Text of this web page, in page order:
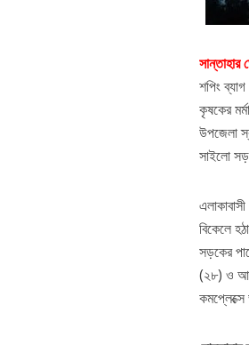
শপিং
কৃষকের
উপজেলা
সাইলো
বিকেলে
সড়কের
(২৮) ও আবু
কমপ্লেক্সে